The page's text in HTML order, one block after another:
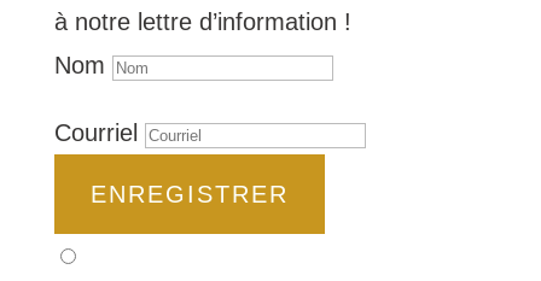
à notre lettre d’information !
Nom
Courriel
ENREGISTRER